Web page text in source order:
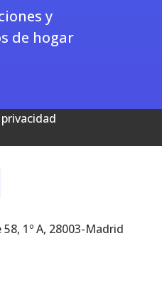
y
de hogar
1º A, 28003-Madrid